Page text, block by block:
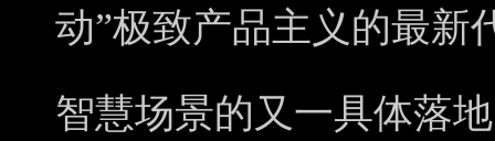
动”极致产品主义的最新
智慧场景的又一具体落